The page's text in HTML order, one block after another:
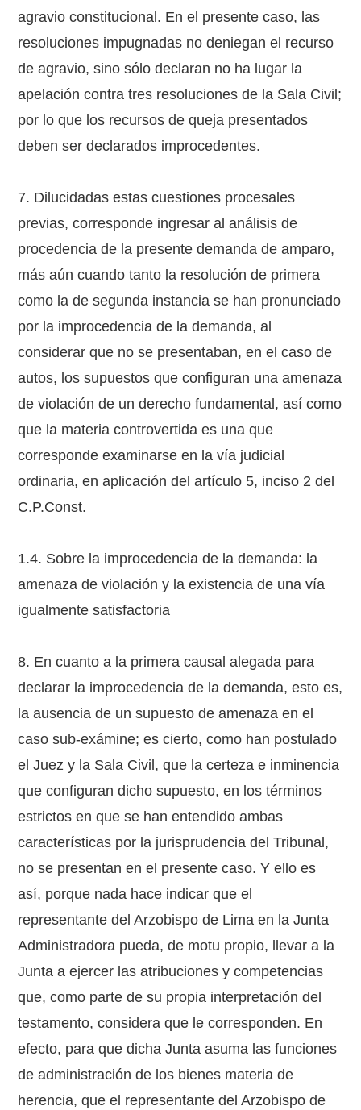
agravio constitucional. En el presente caso, las
resoluciones impugnadas no deniegan el recurso
de agravio, sino sólo declaran no ha lugar la
apelación contra tres resoluciones de la Sala Civil;
por lo que los recursos de queja presentados
deben ser declarados improcedentes.
7. Dilucidadas estas cuestiones procesales
previas, corresponde ingresar al análisis de
procedencia de la presente demanda de amparo,
más aún cuando tanto la resolución de primera
como la de segunda instancia se han pronunciado
por la improcedencia de la demanda, al
considerar que no se presentaban, en el caso de
autos, los supuestos que configuran una amenaza
de violación de un derecho fundamental, así como
que la materia controvertida es una que
corresponde examinarse en la vía judicial
ordinaria, en aplicación del artículo 5, inciso 2 del
C.P.Const.
1.4. Sobre la improcedencia de la demanda: la
amenaza de violación y la existencia de una vía
igualmente satisfactoria
8. En cuanto a la primera causal alegada para
declarar la improcedencia de la demanda, esto es,
la ausencia de un supuesto de amenaza en el
caso sub-exámine; es cierto, como han postulado
el Juez y la Sala Civil, que la certeza e inminencia
que configuran dicho supuesto, en los términos
estrictos en que se han entendido ambas
características por la jurisprudencia del Tribunal,
no se presentan en el presente caso. Y ello es
así, porque nada hace indicar que el
representante del Arzobispo de Lima en la Junta
Administradora pueda, de motu propio, llevar a la
Junta a ejercer las atribuciones y competencias
que, como parte de su propia interpretación del
testamento, considera que le corresponden. En
efecto, para que dicha Junta asuma las funciones
de administración de los bienes materia de
herencia, que el representante del Arzobispo de